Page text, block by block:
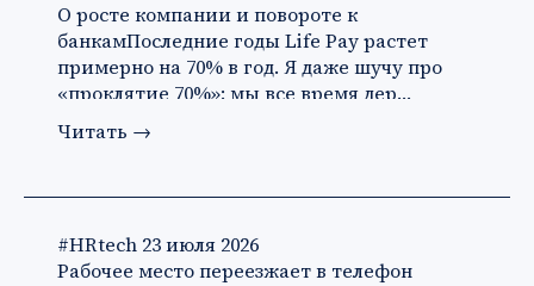
О росте компании и повороте к
банкамПоследние годы Life Pay растет
примерно на 70% в год. Я даже шучу про
«проклятие 70%»: мы все время дер…
Читать →
#HRtech 23 июля 2026
Рабочее место переезжает в телефон